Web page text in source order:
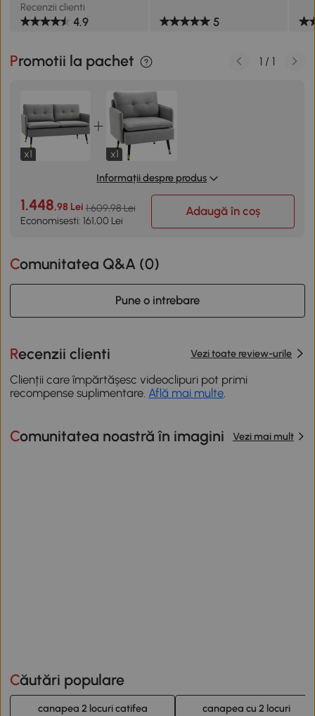
Recenzii clienti
4.9 5
Promotii la pachet
x1
x1
Informații despre produs
1.448,98 Lei 1.609,98 Lei
Economisesti: 161,00 Lei
Adaugă în coș
1 / 1
Comunitatea Q&A (0)
Pune o intrebare
Recenzii clienti Vezi toate review-urile
Clienții care împărtășesc videoclipuri pot primi
recompense suplimentare. Află mai multe
Comunitatea noastră în imagini Vezi mai mult
Căutări populare
canapea 2 locuri catifea canapea cu 2 locuri